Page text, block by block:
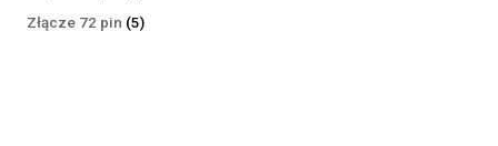
produkt
Złącze 72 pin 55